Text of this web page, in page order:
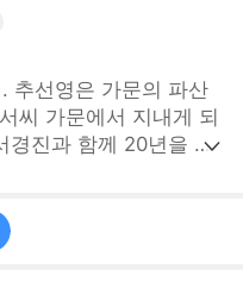
추선영은 가문의 파산
씨 가문에서 지내게 되
경진과 함께 20년을 보
되었고 서씨 가문 형
의 첫사랑은 빛을 잃